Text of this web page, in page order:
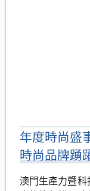
年度時尚盛
時尚品牌踴
澳門生產力暨科